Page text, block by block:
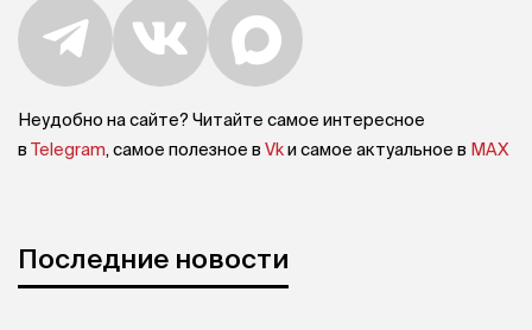
Неудобно на сайте? Читайте самое интересное
в Telegram, самое полезное в Vkи самое актуальное в MAX
Последние новости